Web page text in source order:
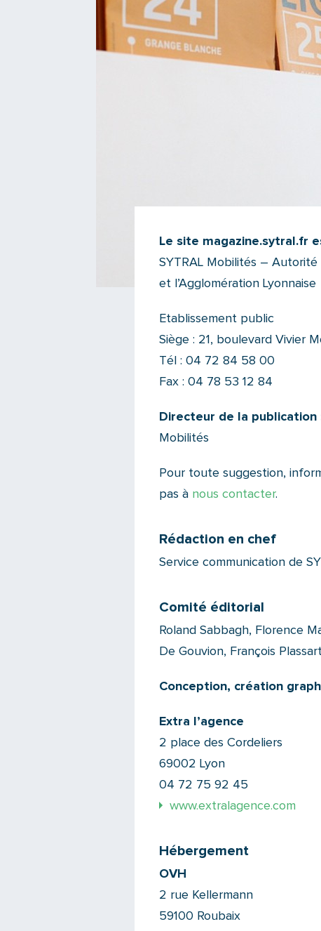
Le site magazine.sytral.fr
SYTRAL Mobilités –
et l’Agglomération Lyonnaise
Etablissement public
Siège : 21, boulevard Vivier
Tél : 04 72 84 58 00
Fax : 04 78 53 12 84
Directeur de la publication
Mobilités
Pour toute suggestion,
pas à nous contacter.
Rédaction en chef
Service communication de
Comité éditorial
Roland Sabbagh, Florence
De Gouvion, François
Conception, création
Extra l’agence
2 place des Cordeliers
69002 Lyon
04 72 75 92 45
www.extralagence.com
Hébergement
OVH
2 rue Kellermann
59100 Roubaix